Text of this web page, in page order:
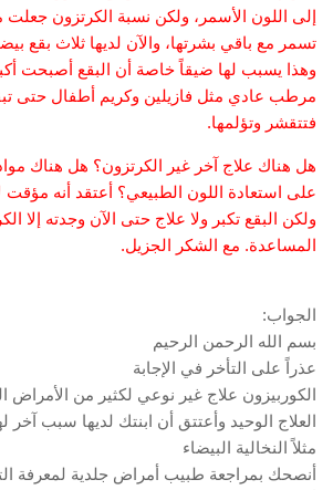
إلى اللون الأسمر، ولكن نسبة الكرتزون جعلت
تسمر مع باقي بشرتها، والآن لديها ثلاث بقع
وهذا يسبب لها ضيقاً خاصة أن البقع أصبحت
مرطب عادي مثل فازيلين وكريم أطفال حتى
فتتقشر وتؤلمها.
هل هناك علاج آخر غير الكرتزون؟ هل هناك
على استعادة اللون الطبيعي؟ أعتقد أنه
ولكن البقع تكبر ولا علاج حتى الآن وجدته إلا
المساعدة. مع الشكر الجزيل.
الجواب:
بسم الله الرحمن الرحيم
عذراً على التأخر في الإجابة
الكوربيزون علاج غير نوعي لكثير من الأمراض
العلاج الوحيد وأعتتق أن ابنتك لديها سبب آخر
مثلاً النخالية البيضاء
أنصحك بمراجعة طبيب أمراض جلدية لمعرفة